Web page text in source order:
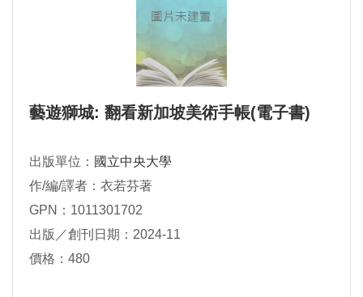
藝遊獅城: 翻看新加坡美術手帳(電子書)
出版單位： 國立中央大學
作/編/譯者：衣若芬著
GPN：1011301702
出版／創刊日期：2024-11
價格：480